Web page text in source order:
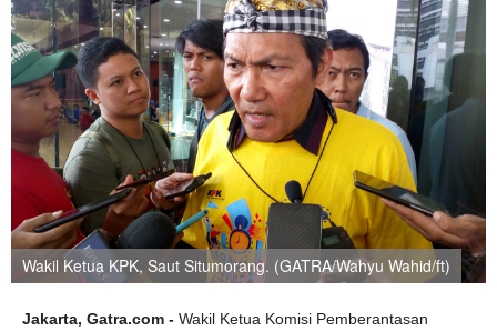
Wakil Ketua KPK, Saut Situmorang. (GATRA/Wahyu Wahid/ft)
Jakarta, Gatra.com - Wakil Ketua Komisi Pemberantasan